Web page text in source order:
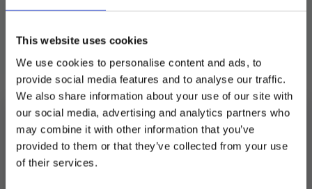
This website uses cookies
We use cookies to personalise content and ads, to
provide social media features and to analyse our traffic.
We also share information about your use of our site with
our social media, advertising and analytics partners who
may combine it with other information that you’ve
provided to them or that they’ve collected from your use
of their services.
MELD DEG PÅ NYHETSBREVET